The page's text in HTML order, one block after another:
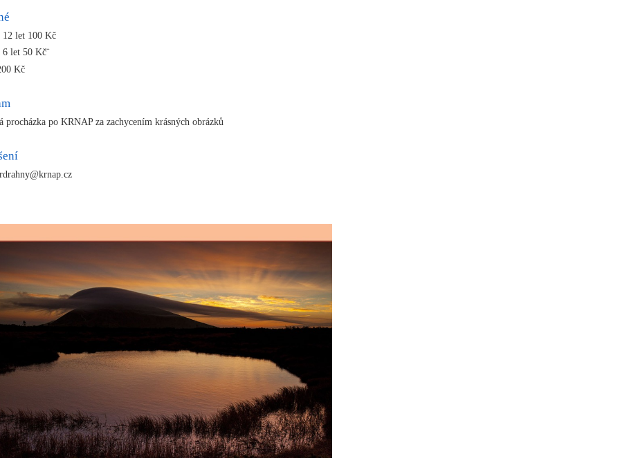
12 let 100 Kč
6 let 50 Kč¨
Kč
procházka po KRNAP za zachycením krásných obrázků